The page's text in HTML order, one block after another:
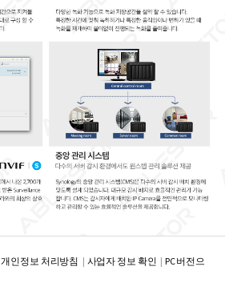
개인정보 처리방침 사업자 정보 확인
PC 버전으